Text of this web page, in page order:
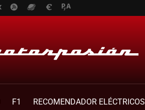
F1
RECOMENDADOR ELÉCTRICOS